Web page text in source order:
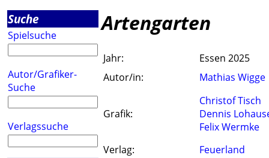
Suche
Spielsuche
Autor/Grafiker-
Suche
Verlagssuche
Artengarten
Jahr:
Essen 2025
Autor/in:
Mathias Wigge
Grafik:
Christof Tisch
Dennis
Felix Wermke
Verlag:
Feuerland